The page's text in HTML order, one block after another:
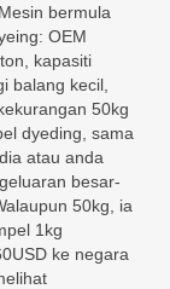
bermula
OEM
kapasiti
balang kecil,
50kg
dyeding, sama
atau anda
besar-
50kg, ia
1kg
ke negara